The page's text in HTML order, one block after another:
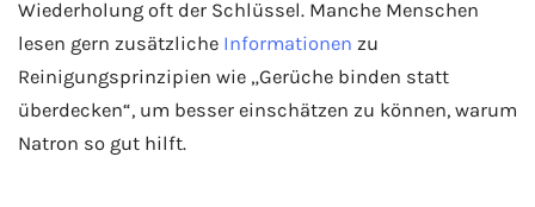
Wiederholung oft der Schlüssel. Manche Menschen
lesen gern zusätzliche Informationen zu
Reinigungsprinzipien wie „Gerüche binden statt
überdecken“, um besser einschätzen zu können, warum
Natron so gut hilft.